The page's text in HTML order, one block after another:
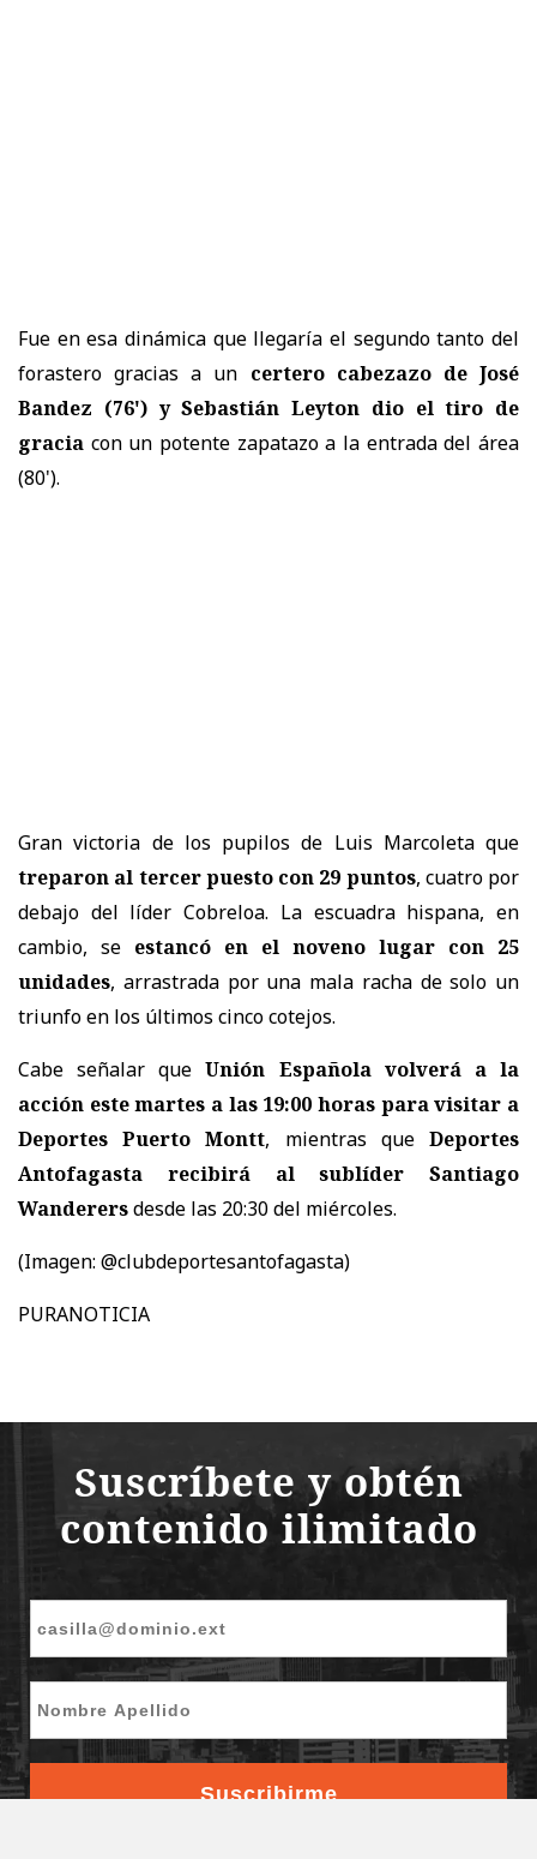
Fue en esa dinámica que llegaría el segundo tanto del
forastero gracias a un certero cabezazo de José
Bandez (76') y Sebastián Leyton dio el tiro de
gracia con un potente zapatazo a la entrada del área
(80').
Gran victoria de los pupilos de Luis Marcoleta que
treparon al tercer puesto con 29 puntos, cuatro por
debajo del líder Cobreloa. La escuadra hispana, en
cambio, se estancó en el noveno lugar con 25
unidades, arrastrada por una mala racha de solo un
triunfo en los últimos cinco cotejos.
Cabe señalar queUnión Española volverá a la
acción este martes a las 19:00 horas para visitar a
Deportes Puerto Montt, mientras queDeportes
Antofagasta recibirá al sublíder Santiago
Wanderersdesde las 20:30 del miércoles.
(Imagen: @clubdeportesantofagasta)
PURANOTICIA